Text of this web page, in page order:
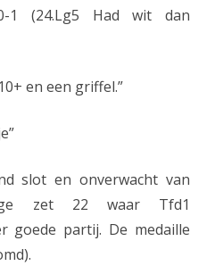
(24.Lg5 Had wit dan
en een griffel.”
slot en onverwacht van
zet 22 waar Tfd1
goede partij. De medaille